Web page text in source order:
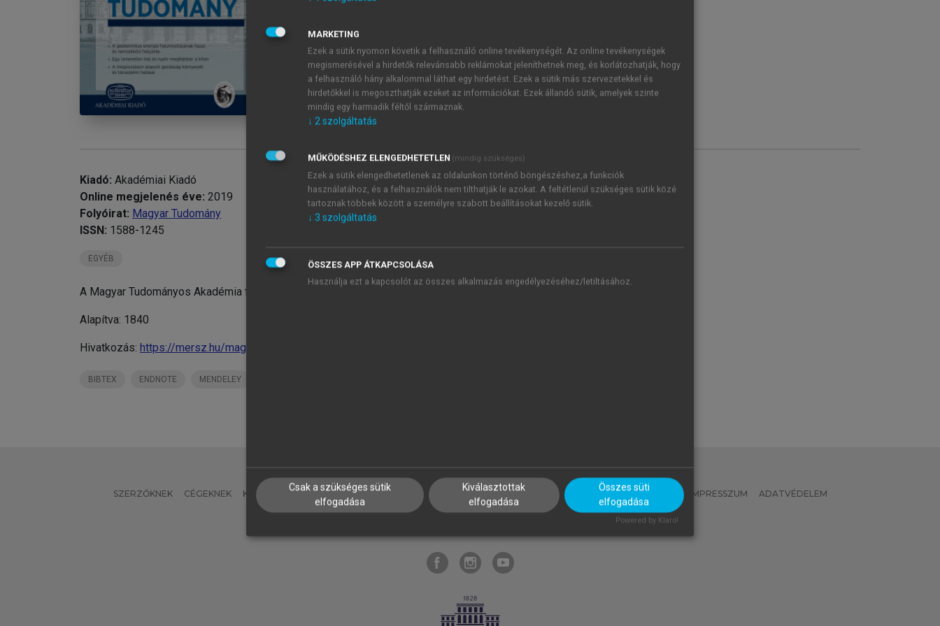
chevron_right
Kiadó: Akadémiai Kiadó
Online megjelenés éve: 2019
Folyóirat: Magyar Tudomány
ISSN: 1588-1245
EGYÉB
A Magyar Tudományos Akadémia folyóirata
Alapítva: 1840
Hivatkozás: https://mersz.hu/magyar_tudomany_201912//
BIBTEX ENDNOTE MENDELEY
SZERZŐKNEK CÉGEKNEK KÖNYVTÁROSOKNAK SZERKESZTÉSI ÉS LEKTORÁLÁSI ALAPELVEK MI – ÁLTALÁNOS IRÁNYELVEK IMPRESSZUM ADATVÉDELEM
SÜTI BEÁLLÍTÁSOK
MARKETING
Ezek a sütik nyomon követik a felhasználó online tevékenységét. Az online tevékenységek
megismerésével a hirdetők relevánsabb reklámokat jeleníthetnek meg, és korlátozhatják, hogy
a felhasználó hány alkalommal láthat egy hirdetést. Ezek a sütik más szervezetekkel és
hirdetőkkel is megoszthatják ezeket az információkat. Ezek állandó sütik, amelyek szinte
mindig egy harmadik féltől származnak.
↓ 2 szolgáltatás
MŰKÖDÉSHEZ ELENGEDHETETLEN (mindig szükséges)
Ezek a sütik elengedhetetlenek az oldalunkon történő böngészéshez,a funkciók
használatához, és a felhasználók nem tilthatják le azokat. A feltétlenül szükséges sütik közé
tartoznak többek között a személyre szabott beállításokat kezelő sütik.
↓ 3 szolgáltatás
ÖSSZES APP ÁTKAPCSOLÁSA
Használja ezt a kapcsolót az összes alkalmazás engedélyezéséhez/letiltásához.
Csak a szükséges sütik
elfogadása
Kiválasztottak
elfogadása
Összes süti
elfogadása
Powered by Klaro!